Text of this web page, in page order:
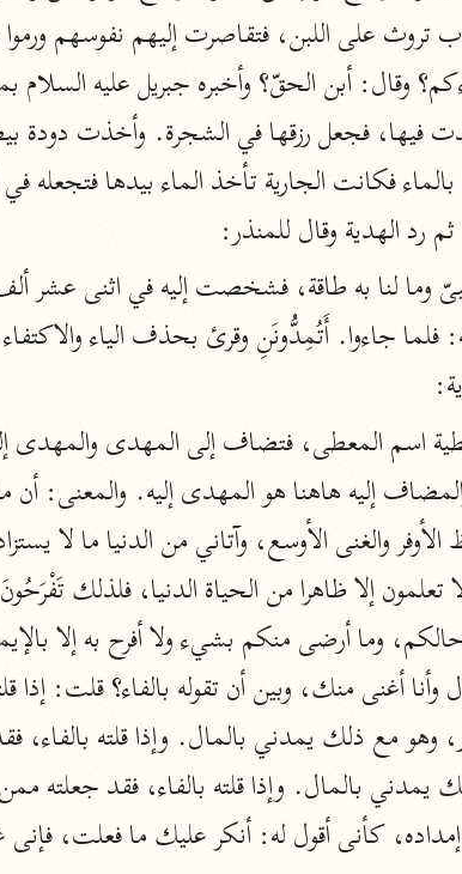
أخرى
أضواء البيان
محمد الأمين الشنقيطي (١٣٩٤ هـ)
نحو ١١ مجلدًا
نظم الدرر
نحو ٢٠ مجلدًا
التحرير والتنوير
ابن عاشور (١٣٩٣ هـ)
نحو ٢٤ مجلدًا
المحرر الوجيز
ابن عطية (٥٤٦ هـ)
نحو ٨ مجلدات
البحر المحيط
أبو حيان (٧٤٥ هـ)
نحو ١٦ مجلدًا
التفسير البسيط
الواحدي (٤٦٨ هـ)
الهدية وقال للمنذر: